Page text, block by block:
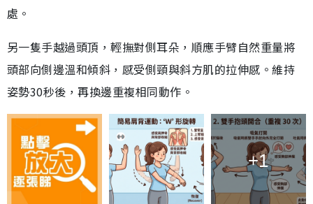
處。
另一隻手越過頭頂，輕撫對側耳朵，順應手臂自然重量將
頭部向側邊溫和傾斜，感受側頸與斜方肌的拉伸感。維持
姿勢30秒後，再換邊重複相同動作。
+1